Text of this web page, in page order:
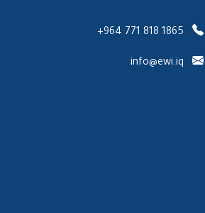
+964 771 818 1865
info@ewi.iq